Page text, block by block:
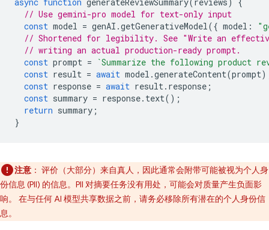
// Use gemini-pro model for text-only input
const model = genAI .getGenerativeModel ({ model :
// Shortened for legibility. See "Write an
// writing an actual production-ready prompt.
const prompt =
`Summarize the following product
const result = await model .generateContent(prompt
const response = await result . response ;
const summary = response. text();
return summary ;
}
注意 ： 评价（大部分）来自真人，因此通常会附带可能被视为个人身
份信息 (PII) 的信息。PII 对摘要任务没有用处，可能会对质量产生负面影
响。 在与任何 AI 模型共享数据之前，请务必移除所有潜在的个人身份信
息。